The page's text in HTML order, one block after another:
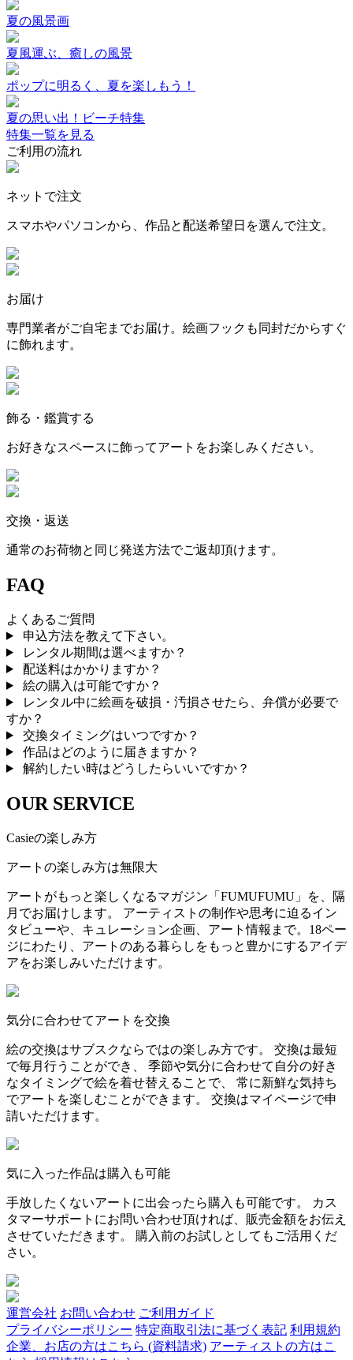
夏の風景画
夏風運ぶ、癒しの風景
ポップに明るく、夏を楽しもう！
夏の思い出！ビーチ特集
特集一覧を見る
ご利用の流れ
ネットで注文
スマホやパソコンから、作品と配送希望日を選んで注文。
お届け
専門業者がご自宅までお届け。絵画フックも同封だからすぐ
に飾れます。
飾る・鑑賞する
お好きなスペースに飾ってアートをお楽しみください。
交換・返送
通常のお荷物と同じ発送方法でご返却頂けます。
FAQ
よくあるご質問
申込方法を教えて下さい。
レンタル期間は選べますか？
配送料はかかりますか？
絵の購入は可能ですか？
レンタル中に絵画を破損・汚損させたら、弁償が必要で
すか？
交換タイミングはいつですか？
作品はどのように届きますか？
解約したい時はどうしたらいいですか？
OUR SERVICE
Casieの楽しみ方
アートの楽しみ方は無限大
アートがもっと楽しくなるマガジン「FUMUFUMU」を、隔
月でお届けします。 アーティストの制作や思考に迫るイン
タビューや、キュレーション企画、アート情報まで。18ペー
ジにわたり、アートのある暮らしをもっと豊かにするアイデ
アをお楽しみいただけます。
気分に合わせてアートを交換
絵の交換はサブスクならではの楽しみ方です。 交換は最短
で毎月行うことができ、 季節や気分に合わせて自分の好き
なタイミングで絵を着せ替えることで、 常に新鮮な気持ち
でアートを楽しむことができます。 交換はマイページで申
請いただけます。
気に入った作品は購入も可能
手放したくないアートに出会ったら購入も可能です。 カス
タマーサポートにお問い合わせ頂ければ、販売金額をお伝え
させていただきます。 購入前のお試しとしてもご活用くだ
さい。
運営会社 お問い合わせ ご利用ガイド
プライバシーポリシー 特定商取引法に基づく表記 利用規約
企業、お店の方はこちら (資料請求) アーティストの方はこ